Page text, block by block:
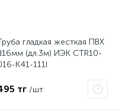
гладкая жесткая ПВХ
(дл.3м) ИЭК CTR10-
K41-111I
тг /шт